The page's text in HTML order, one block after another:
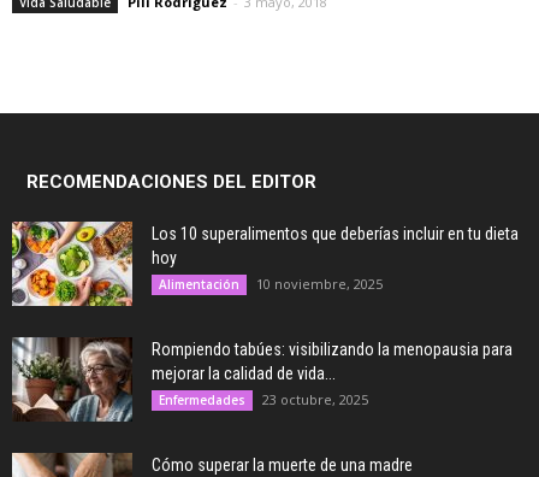
RECOMENDACIONES DEL EDITOR
Los 10 superalimentos que deberías incluir en tu dieta
hoy
Alimentación 10 noviembre, 2025
Rompiendo tabúes: visibilizando la menopausia para
mejorar la calidad de vida...
Enfermedades 23 octubre, 2025
Cómo superar la muerte de una madre